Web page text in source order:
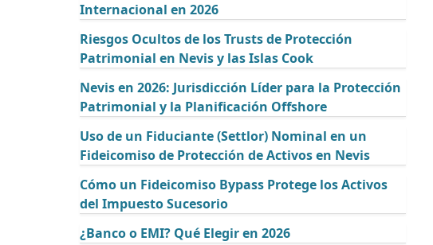
Internacional en 2026
Riesgos Ocultos de los Trusts de Protección
Patrimonial en Nevis y las Islas Cook
Nevis en 2026: Jurisdicción Líder para la Protección
Patrimonial y la Planificación Offshore
Uso de un Fiduciante (Settlor) Nominal en un
Fideicomiso de Protección de Activos en Nevis
Cómo un Fideicomiso Bypass Protege los Activos
del Impuesto Sucesorio
¿Banco o EMI? Qué Elegir en 2026